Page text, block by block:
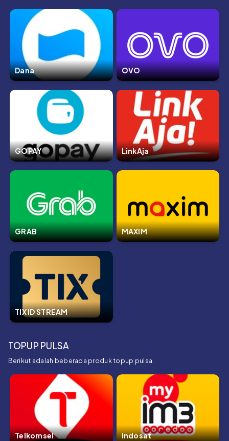
Dana OVO
GOPAY LinkAja
GRAB MAXIM
TIX ID STREAM
TOPUP PULSA
Berikut adalah beberapa produk topup pulsa.
Telkomsel Indosat